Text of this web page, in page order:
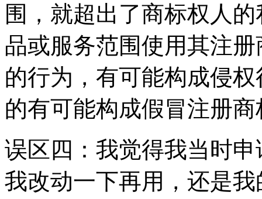
围，就超出了商标权人
品或服务范围使用其注
的行为，有可能构成侵
的有可能构成假冒注册
误区四：我觉得我当时
我改动一下再用，还是